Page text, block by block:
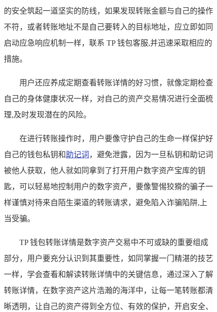
的安全筑起一道坚实的防线，如果发现转账金额与自己的操作
不符，或者转账地址不是自己要转入的目标地址，应立即如同
启动应急响应机制一样，联系 TP 钱包客服,并迅速采取相应的
措施。
用户还应养成定期查看转账详情的好习惯，就像定期检查
自己的身体健康状况一样，对自己的资产交易情况进行全面梳
理,及时发现潜在的风险。
在进行转账操作时，用户要像守护自己的生命一样保护好
自己的钱包私钥和助记词 ，避免泄露，因为一旦私钥和助记词
被他人获取，他人就如同拿到了打开用户数字资产宝库的钥
匙，可以轻易地控制用户的数字资产，要像警惕狡猾的骗子一
样谨慎对待来自陌生渠道的转账请求，避免陷入诈骗陷阱,上
当受骗。
TP 钱包转账详情是数字资产交易中不可或缺的重要组成
部分，用户要充分认识到其重要性，如同掌握一门精湛的技艺
一样，学会查看和解读转账详情中的关键信息，通过深入了解
转账详情，在数字资产这片浩瀚的海洋中，让每一笔转账都清
晰透明，让自己的资产得到全方位、有效的保护，开启安全、